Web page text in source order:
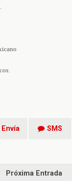
.
Envía SMS
Próxima Entrada